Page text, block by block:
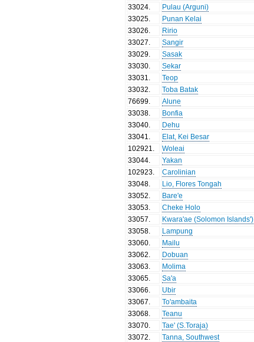
33024
Pulau (Arguni)
33025
Punan Kelai
33026
Ririo
33027
Sangir
33029
Sasak
33030
Sekar
33031
Teop
33032
Toba Batak
76699
Alune
33038
Bonfia
33040
Dehu
33041
Elat, Kei Besar
102921
Woleai
33044
Yakan
102923
Carolinian
33048
Lio, Flores Tongah
33052
Bare'e
33053
Cheke Holo
33057
Kwara'ae (Solomon Islands')
33058
Lampung
33060
Mailu
33062
Dobuan
33063
Molima
33065
Sa'a
33066
Ubir
33067
To'ambaita
33068
Teanu
33070
Tae' (S.Toraja)
33072
Tanna, Southwest